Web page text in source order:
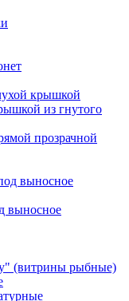
крышкой
из гнутого
прозрачной
выносное
выносное
(витрины рыбные)